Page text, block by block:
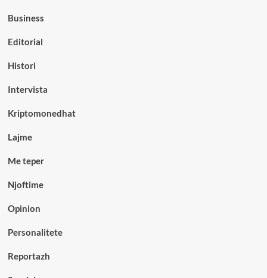
Business
Editorial
Histori
Intervista
Kriptomonedhat
Lajme
Me teper
Njoftime
Opinion
Personalitete
Reportazh